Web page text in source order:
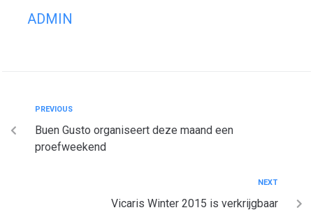
ADMIN
PREVIOUS
Buen Gusto organiseert deze maand een
proefweekend
NEXT
Vicaris Winter 2015 is verkrijgbaar